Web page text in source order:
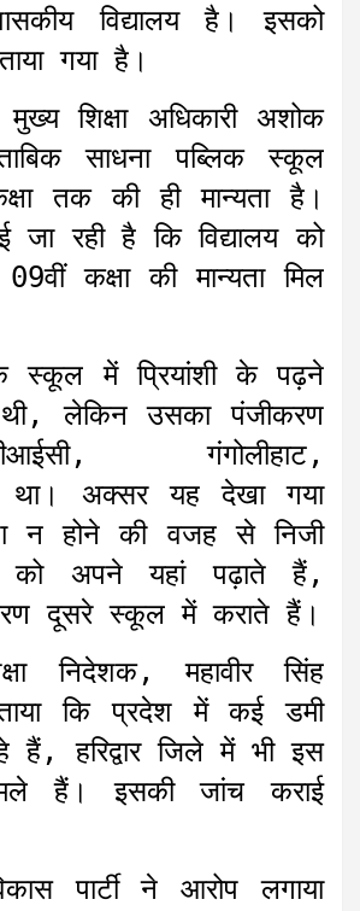
विद्यालय है। इसको
गया है।
मुख्य शिक्षा अधिकारी अशोक
साधना पब्लिक स्कूल
तक की ही मान्यता है।
जा रही है कि विद्यालय को
कक्षा की मान्यता मिल
स्कूल में प्रियांशी के पढ़ने
थी, लेकिन उसका पंजीकरण
गंगोलीहाट,
था। अक्सर यह देखा गया
न होने की वजह से निजी
को अपने यहां पढ़ाते हैं,
दूसरे स्कूल में कराते हैं।
निदेशक, महावीर सिंह
कि प्रदेश में कई डमी
हरिद्वार जिले में भी इस
हैं। इसकी जांच कराई
पार्टी ने आरोप लगाया